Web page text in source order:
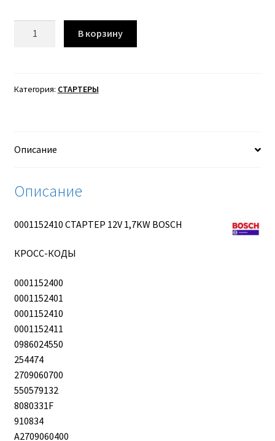
12V
В корзину
Категория: СТАРТЕРЫ
Описание
Описание
0001152410 СТАРТЕР 12V 1,7KW BOSCH
КРОСС-КОДЫ
0001152400
0001152401
0001152410
0001152411
0986024550
254474
2709060700
550579132
8080331F
910834
A2709060400